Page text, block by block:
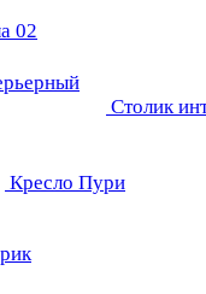
02
Столик
Кресло Пури